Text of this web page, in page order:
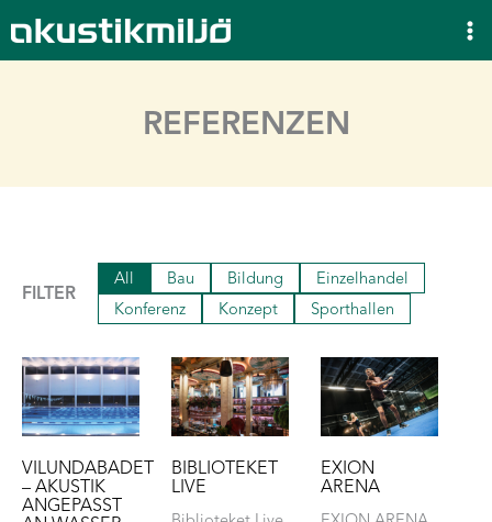
Inhalt
REFERENZEN
FILTER
All Bau Bildung
Einzelhandel
Konferenz
Konzept Sporthallen
VILUNDABADET
– AKUSTIK
ANGEPASST
BIBLIOTEKET
LIVE
EXION
ARENA